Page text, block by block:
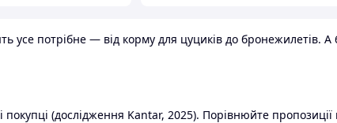
потрібне — від корму для цуциків до бронежилетів. А
(дослідження Kantar, 2025). Порівнюйте пропозиції